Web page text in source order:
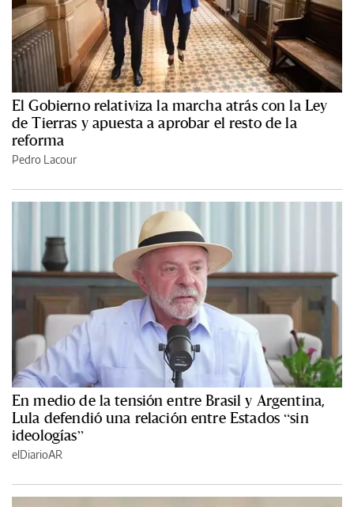
El Gobierno relativiza la marcha atrás con la Ley
de Tierras y apuesta a aprobar el resto de la
reforma
Pedro Lacour
En medio de la tensión entre Brasil y Argentina,
Lula defendió una relación entre Estados “sin
ideologías”
elDiarioAR